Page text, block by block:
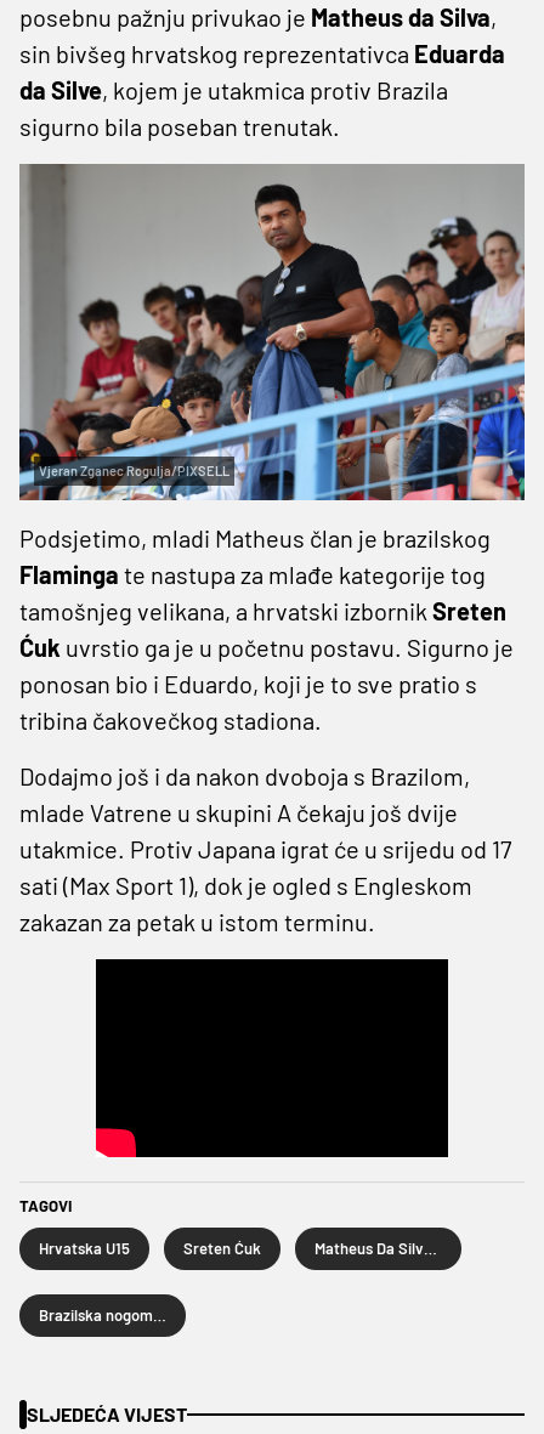
posebnu pažnju privukao je Matheus da Silva,
sin bivšeg hrvatskog reprezentativca Eduarda
da Silve, kojem je utakmica protiv Brazila
sigurno bila poseban trenutak.
Vjeran Zganec Rogulja/PIXSELL
Podsjetimo, mladi Matheus član je brazilskog
Flaminga te nastupa za mlađe kategorije tog
tamošnjeg velikana, a hrvatski izbornik Sreten
Ćuk uvrstio ga je u početnu postavu. Sigurno je
ponosan bio i Eduardo, koji je to sve pratio s
tribina čakovečkog stadiona.
Dodajmo još i da nakon dvoboja s Brazilom,
mlade Vatrene u skupini A čekaju još dvije
utakmice. Protiv Japana igrat će u srijedu od 17
sati (Max Sport 1), dok je ogled s Engleskom
zakazan za petak u istom terminu.
TAGOVI
Hrvatska U15 Sreten Ćuk Matheus Da Silva Batista
Brazilska nogometna reprezentacija
SLJEDEĆA VIJEST